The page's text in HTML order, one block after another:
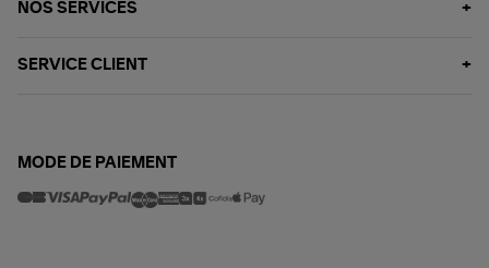
NOS SERVICES
SERVICE CLIENT
MODE DE PAIEMENT